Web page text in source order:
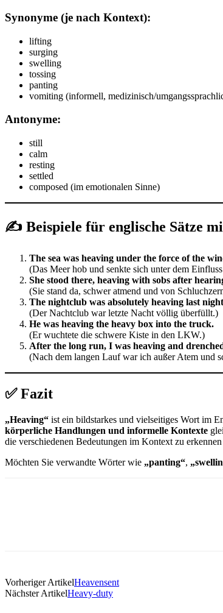
Synonyme (je nach Kontext):
lifting
surging
swelling
tossing
panting
vomiting (informell, medizinisch/
Antonyme:
still
calm
resting
settled
composed (im emotionalen Sinne)
✍️ Beispiele für englische Sätze
The sea was heaving under the force of the
(Das Meer hob und senkte sich unter dem
She stood there, heaving with sobs after
(Sie stand da, schwer atmend und von
The nightclub was absolutely heaving last
(Der Nachtclub war letzte Nacht völlig überfüllt.)
He was heaving the heavy box into the truck.
(Er wuchtete die schwere Kiste in den LKW.)
After the long run, I was heaving and
(Nach dem langen Lauf war ich außer Atem und
✅Fazit
„Heaving“ ist ein bildstarkes und vielseitiges Wort im
körperliche Handlungen und informelle Kontexte
die verschiedenen Bedeutungen im Kontext zu
Möchten Sie verwandte Wörter wie „panting“,
Vorheriger ArtikelHeavensent
Nächster ArtikelHeavy-duty